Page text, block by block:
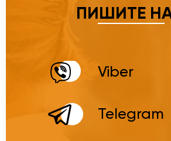
ПИШИТЕ
Viber
Telegram